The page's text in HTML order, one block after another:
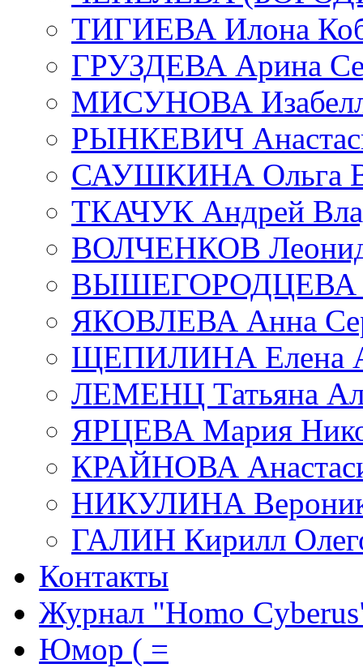
ТИГИЕВА Илона
ГРУЗДЕВА Арина
МИСУНОВА
РЫНКЕВИЧ
САУШКИНА Ольга
ТКАЧУК Андрей
ВОЛЧЕНКОВ Леонид
ВЫШЕГОРОДЦЕВА
ЯКОВЛЕВА Анна
ЩЕПИЛИНА Елена
ЛЕМЕНЦ Татьяна
ЯРЦЕВА Мария
КРАЙНОВА
НИКУЛИНА
ГАЛИН Кирилл
Контакты
Журнал "Homo
Юмор ( =